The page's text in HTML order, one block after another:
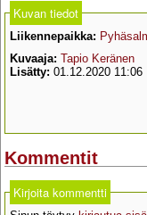
Kuvan tiedot
Liikennepaikka:
Kuvaaja: Tapio Keränen
Lisätty: 01.12.2020 11:06
Kommentit
Kirjoita kommentti